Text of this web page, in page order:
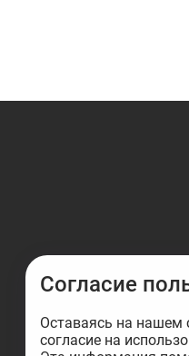
Согласие
Оставаясь на нашем
согласие на